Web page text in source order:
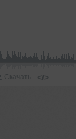
Скачать </>